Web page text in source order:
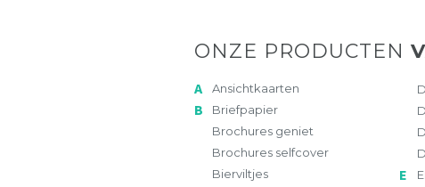
ONZE PRODUCTEN
Ansichtkaarten
Briefpapier
Brochures geniet
Brochures selfcover
Bierviltjes